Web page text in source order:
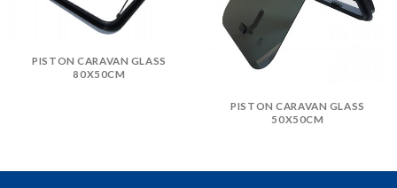
PISTON CARAVAN GLASS
80X50CM
PISTON CARAVAN GLASS
50X50CM